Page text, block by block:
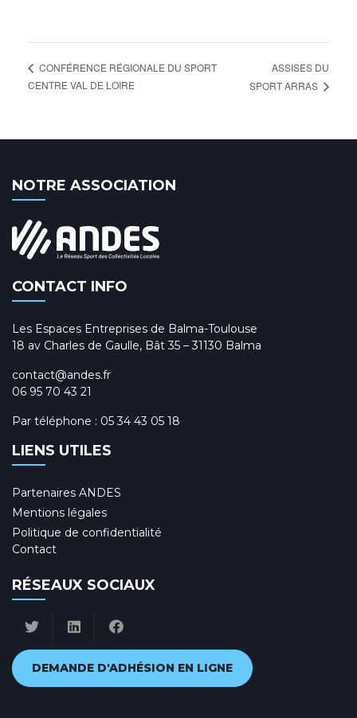
CONFÉRENCE RÉGIONALE DU SPORT
CENTRE VAL DE LOIRE
ASSISES DU
SPORT ARRAS
NOTRE ASSOCIATION
CONTACT INFO
Les Espaces Entreprises de Balma-Toulouse
18 av Charles de Gaulle, Bât 35 – 31130 Balma
contact@andes.fr
06 95 70 43 21
Par téléphone : 05 34 43 05 18
LIENS UTILES
Partenaires ANDES
Mentions légales
Politique de confidentialité
Contact
RÉSEAUX SOCIAUX
DEMANDE D'ADHÉSION EN LIGNE